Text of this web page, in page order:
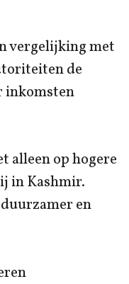
vergelijking met
de
inkomsten
alleen op hogere
in Kashmir.
en